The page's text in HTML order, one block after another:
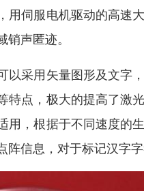
用伺服电机驱动的高速
声匿迹。
以采用矢量图形及文字
特点，极大的提高了激
用，根据于不同速度的
阵信息，对于标记汉字字